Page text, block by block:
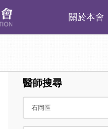
關於本會
醫師搜尋